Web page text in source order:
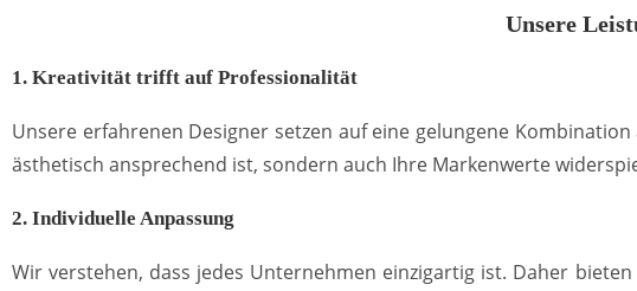
Unsere
1. Kreativität trifft auf Professionalität
Unsere erfahrenen Designer setzen auf eine gelungene
ästhetisch ansprechend ist, sondern auch Ihre Markenwerte
2. Individuelle Anpassung
Wir verstehen, dass jedes Unternehmen einzigartig ist. Daher